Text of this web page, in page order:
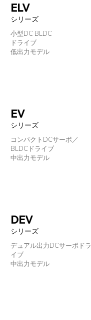
ELV
シリーズ
小型DC BLDC
ドライブ
低出力モデル
EV
シリーズ
コンパクトDCサーボ／
BLDCドライブ
中出力モデル
DEV
シリーズ
デュアル出力DCサーボドラ
イブ
中出力モデル